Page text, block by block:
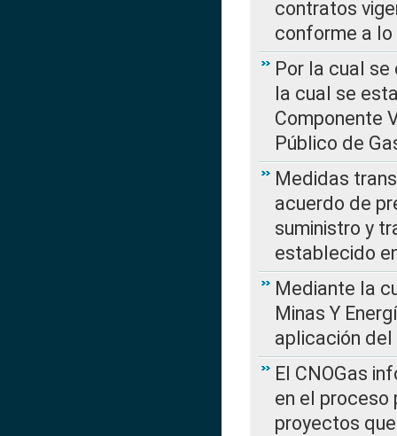
contratos
conforme a lo
Por la cual se
la cual se
Componente
Público de
Medidas
acuerdo de
suministro y
establecido
Mediante la
Minas Y
aplicación
El CNOGas
en el proceso
proyectos